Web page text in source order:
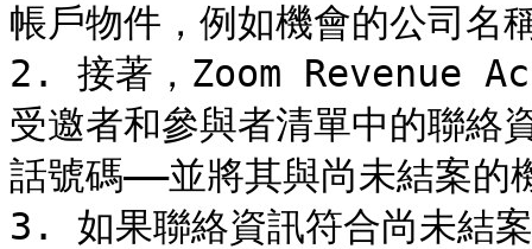
帳戶物件，例如機會的公司名
2. 接著，Zoom Revenue
受邀者和參與者清單中的聯絡
話號碼——並將其與尚未結案的
3. 如果聯絡資訊符合尚未結